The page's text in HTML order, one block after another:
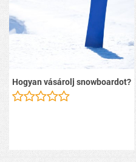
Hogyan vásárolj snowboardot?